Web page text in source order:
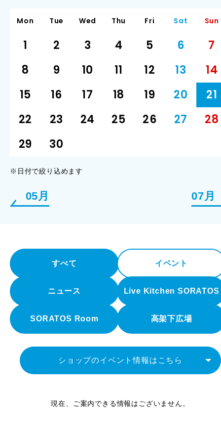
05月
Mon Tue Wed Thu Fri Sat Sun
1 2 3 4 5 6
7
8
9 10 11 12 13
14
15
16 17 18 19 20
21
22
23 24 25 26 27
28
29
30
※日付で絞り込めます
07月
すべて イベント
ニュース Live Kitchen SORATOS
SORATOS Room 高架下広場
ショップのイベント情報はこちら
現在、ご案内できる情報はございません。